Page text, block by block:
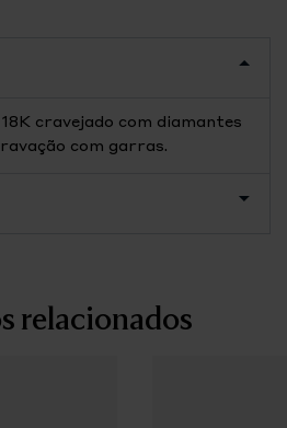
cravejado com diamantes
com garras.
relacionados